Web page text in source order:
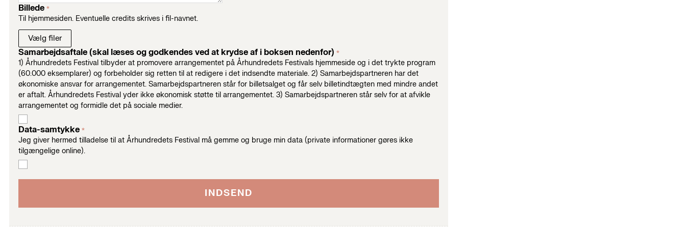
Billede *
Til hjemmesiden. Eventuelle credits skrives i fil-navnet.
Samarbejdsaftale (skal læses og godkendes ved at krydse af i boksen nedenfor) *
1) Århundredets Festival tilbyder at promovere arrangementet på Århundredets Festivals hjemmeside og i det trykte program
(60.000 eksemplarer) og forbeholder sig retten til at redigere i det indsendte materiale. 2) Samarbejdspartneren har det
økonomiske ansvar for arrangementet. Samarbejdspartneren står for billetsalget og får selv billetindtægten med mindre andet
er aftalt. Århundredets Festival yder ikke økonomisk støtte til arrangementet. 3) Samarbejdspartneren står selv for at afvikle
arrangementet og formidle det på sociale medier.
Data-samtykke *
Jeg giver hermed tilladelse til at Århundredets Festival må gemme og bruge min data (private informationer gøres ikke
tilgængelige online).